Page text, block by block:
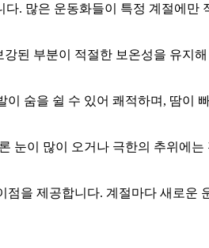
. 많은 운동화들이 특정 계절에
된 부분이 적절한 보온성을 유지
숨을 쉴 수 있어 쾌적하며, 땀이
눈이 많이 오거나 극한의 추위에
을 제공합니다. 계절마다 새로운